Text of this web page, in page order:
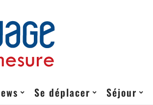
Se déplacer Séjour